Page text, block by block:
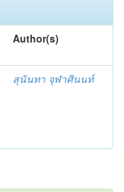
Author(s)
สุนันทา จุฬาศินนท์